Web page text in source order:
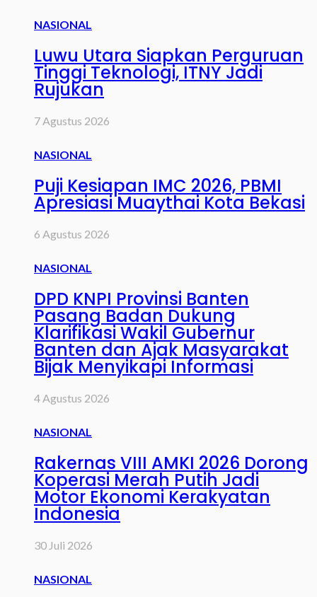
NASIONAL
Luwu Utara Siapkan Perguruan
Tinggi Teknologi, ITNY Jadi
Rujukan
7 Agustus 2026
NASIONAL
Puji Kesiapan IMC 2026, PBMI
Apresiasi Muaythai Kota Bekasi
6 Agustus 2026
NASIONAL
DPD KNPI Provinsi Banten
Pasang Badan Dukung
Klarifikasi Wakil Gubernur
Banten dan Ajak Masyarakat
Bijak Menyikapi Informasi
4 Agustus 2026
NASIONAL
Rakernas VIII AMKI 2026 Dorong
Koperasi Merah Putih Jadi
Motor Ekonomi Kerakyatan
Indonesia
30 Juli 2026
NASIONAL